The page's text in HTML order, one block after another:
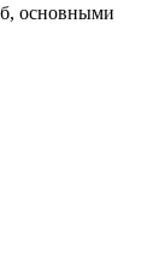
основными